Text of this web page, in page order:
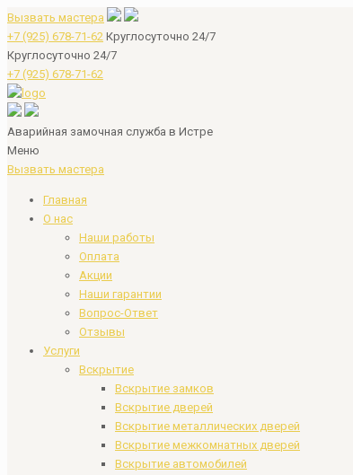
Вызвать мастера
+7 (925) 678-71-62 Круглосуточно 24/7
Круглосуточно 24/7
+7 (925) 678-71-62
Аварийная замочная служба в Истре
Меню
Вызвать мастера
Главная
О нас
Наши работы
Оплата
Акции
Наши гарантии
Вопрос-Ответ
Отзывы
Услуги
Вскрытие
Вскрытие замков
Вскрытие дверей
Вскрытие металлических дверей
Вскрытие межкомнатных дверей
Вскрытие автомобилей